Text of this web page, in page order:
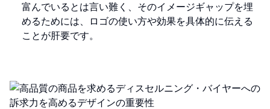
富んでいるとは言い難く、そのイメージギャップを埋
めるためには、ロゴの使い方や効果を具体的に伝える
ことが肝要です。